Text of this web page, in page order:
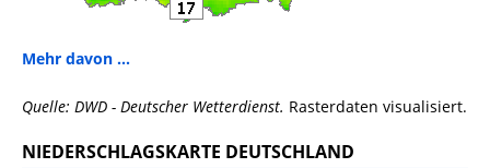
Mehr davon ...
Quelle: DWD - Deutscher Wetterdienst. Rasterdaten visualisiert.
NIEDERSCHLAGSKARTE DEUTSCHLAND